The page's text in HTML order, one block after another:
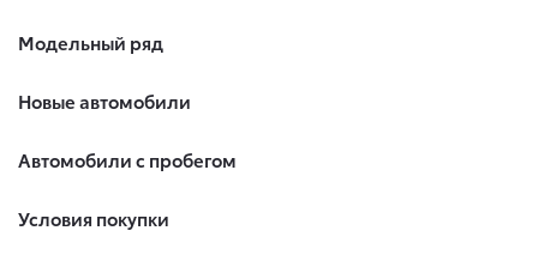
Модельный ряд
Новые автомобили
Автомобили с пробегом
Условия покупки